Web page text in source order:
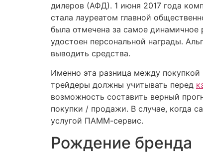
дилеров (АФД). 1 июня 2017 года
стала лауреатом главной
была отмечена за самое
удостоен персональной награды.
выводить средства.
Именно эта разница между
трейдеры должны учитывать перед
возможность составить верный
покупки / продажи. В случае, когда
услугой ПАММ-сервис.
Рождение бренда